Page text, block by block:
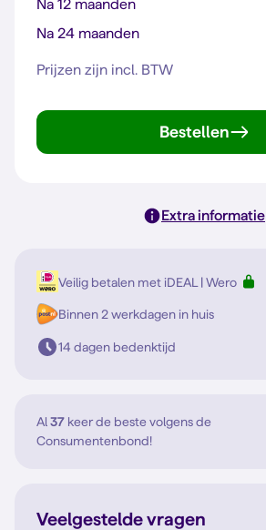
Na 12 maanden
Na 24 maanden
Prijzen zijn incl. BTW
Bestellen
Extra informatie
Veilig betalen met iDEAL | Wero
Binnen 2 werkdagen in huis
14 dagen bedenktijd
Al37 keer de beste volgens de
Consumentenbond!
Veelgestelde vragen